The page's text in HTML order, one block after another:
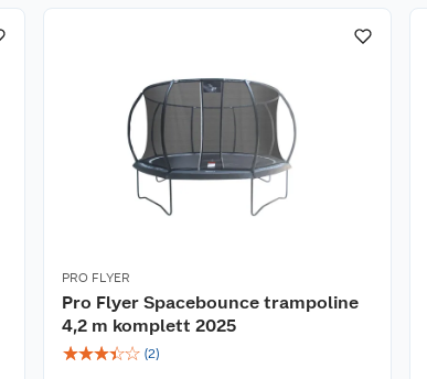
PRO FLYER
Pro Flyer Spacebounce trampoline
4,2 m komplett 2025
☆☆☆☆☆ (2)